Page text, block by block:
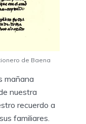
de Baena
mañana
nuestra
recuerdo a
familiares.